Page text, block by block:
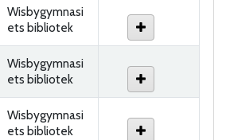
Wisbygymnasi
ets bibliotek
Wisbygymnasi
ets bibliotek
Wisbygymnasi
ets bibliotek